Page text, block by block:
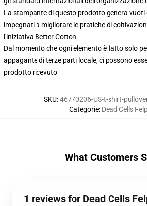
La stampante di questo prodotto genera
impegnati a migliorare le pratiche di
l'iniziativa Better Cotton
Dal momento che ogni elemento è fatto solo
appagante di terze parti locale, ci possono
prodotto ricevuto
SKU:46770206-US-t-shirt-
Categorie: Dead Cells
What Customers
1 reviews for Dead Cells